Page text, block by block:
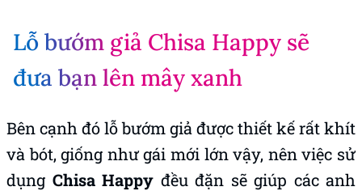
Lỗ bướm giả Chisa Happy sẽ
đưa bạn lên mây xanh
Bên cạnh đó lỗ bướm giả được thiết kế rất khít
và bót, giống như gái mới lớn vậy, nên việc sử
dụng Chisa Happy đều đặn sẽ giúp các anh